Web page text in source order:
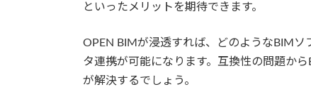
といったメリットを期待できます。
OPEN BIMが浸透すれば、どのようなBIM
タ連携が可能になります。互換性の問題か
が解決するでしょう。